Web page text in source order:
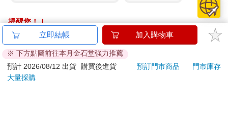
提醒您！！
金石堂及銀行均不會請您操作ATM! 如接獲電話要求您前往
ATM提款機，請不要聽從指示，以免受騙上當！
退換貨須知：
**提醒您，鑑賞期不等於試用期，退回商品須為全新狀態**
立即結帳 加入購物車
※ 下方點圖前往本月金石堂強力推薦
預計 2026/08/12 出貨
購買後進貨 預訂門市商品
門市庫存
大量採購